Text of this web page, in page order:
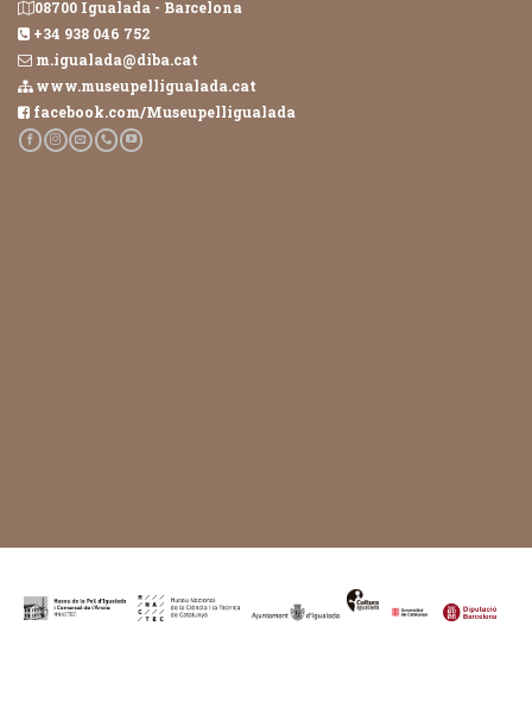
08700 Igualada - Barcelona
+34 938 046 752
m.igualada@diba.cat
www.museupelligualada.cat
facebook.com/Museupelligualada